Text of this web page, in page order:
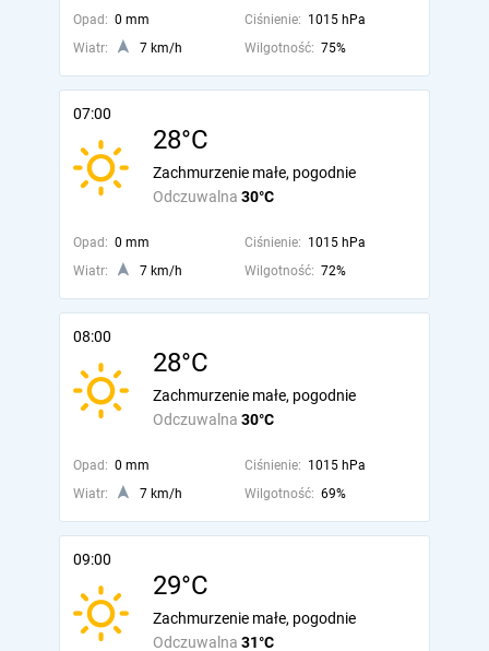
Opad: 0 mm Ciśnienie: 1015 hPa
Wiatr:
7 km/h Wilgotność: 75%
07:00
28°C
Odczuwalna 30°C
Zachmurzenie małe, pogodnie
Opad: 0 mm Ciśnienie: 1015 hPa
Wiatr:
7 km/h Wilgotność: 72%
08:00
28°C
Odczuwalna 30°C
Zachmurzenie małe, pogodnie
Opad: 0 mm Ciśnienie: 1015 hPa
Wiatr:
7 km/h Wilgotność: 69%
09:00
29°C
Odczuwalna 31°C
Zachmurzenie małe, pogodnie